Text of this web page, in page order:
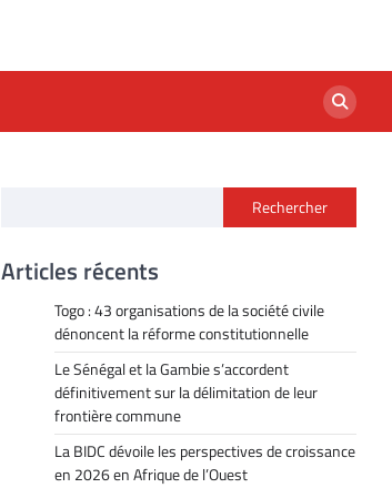
Rechercher
Articles récents
Togo : 43 organisations de la société civile
dénoncent la réforme constitutionnelle
Le Sénégal et la Gambie s’accordent
définitivement sur la délimitation de leur
frontière commune
La BIDC dévoile les perspectives de croissance
en 2026 en Afrique de l’Ouest